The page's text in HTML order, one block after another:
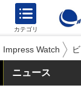
カテゴリ
Impress Watch
ニュース